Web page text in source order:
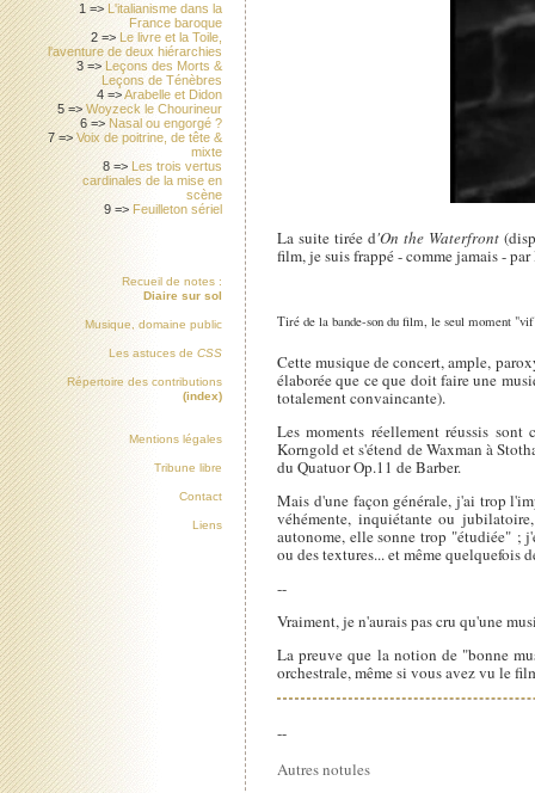
La suite tirée d'On the Waterfront
film, je suis frappé - comme jamais -
Tiré de la bande-son du film, le seul moment
Cette musique de concert, ample,
élaborée que ce que doit faire une
totalement convaincante).
Les moments réellement réussis
Korngold et s'étend de Waxman à
du Quatuor Op.11 de Barber.
Mais d'une façon générale, j'ai trop
véhémente, inquiétante ou
autonome, elle sonne trop "étudiée" ;
ou des textures... et même quelquefois
--
Vraiment, je n'aurais pas cru qu'une
La preuve que la notion de "bonne
orchestrale, même si vous avez vu le
--
Autres notules
1 => L'italianisme dans la
France baroque
2 => Le livre et la Toile,
l'aventure de deux hiérarchies
3 => Leçons des Morts &
Leçons de Ténèbres
4 =>Arabelle et Didon
5 =>Woyzeck le Chourineur
6 => Nasal ou engorgé ?
7 =>Voix de poitrine, de tête &
mixte
8 => Les trois vertus
cardinales de la mise en
scène
9 => Feuilleton sériel
Recueil de notes :
Diaire sur sol
Musique, domaine public
Les astuces de CSS
Répertoire des contributions
(index)
Mentions légales
Tribune libre
Contact
Liens